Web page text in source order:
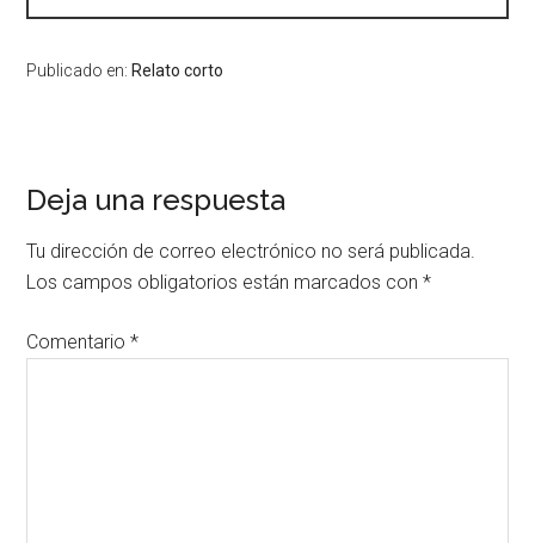
Publicado en: Relato corto
Deja una respuesta
Tu dirección de correo electrónico no será publicada.
Los campos obligatorios están marcados con*
Comentario*